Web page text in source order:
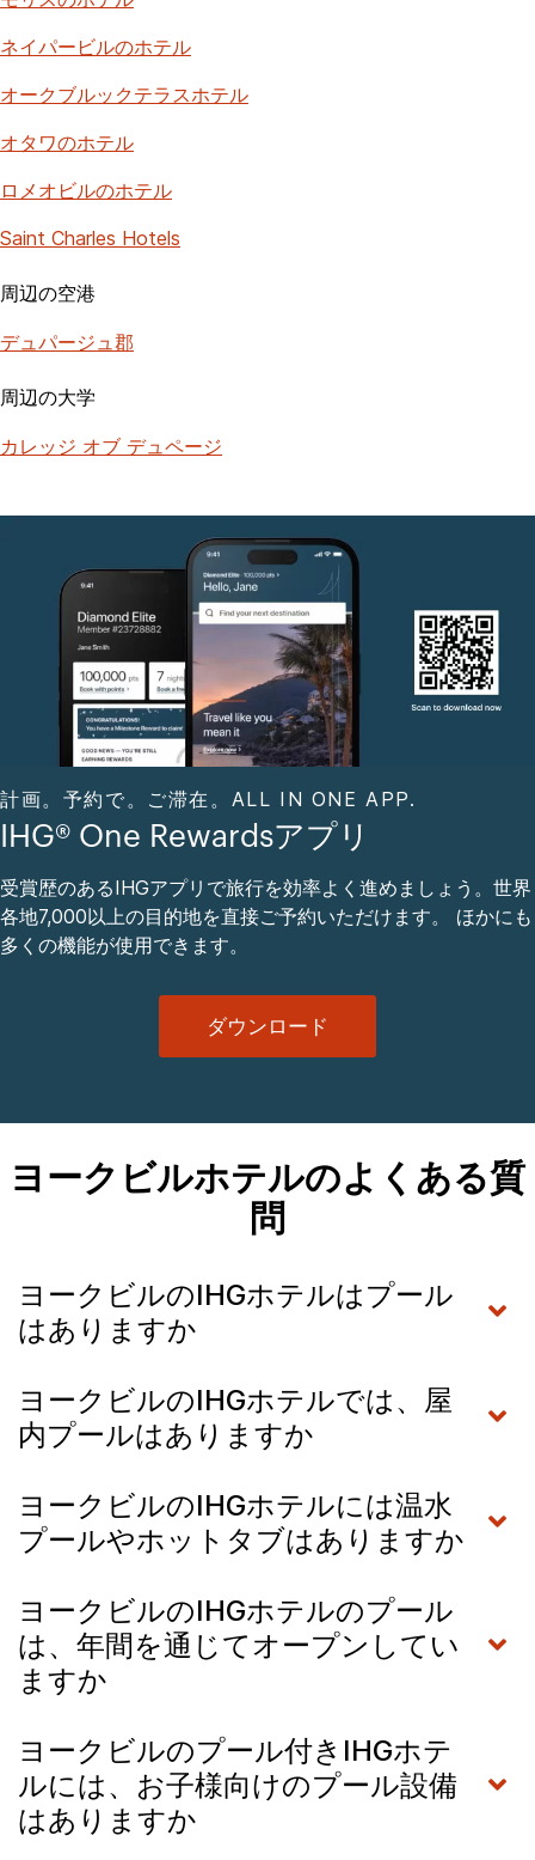
ネイパービルのホテル
オークブルックテラスホテル
オタワのホテル
ロメオビルのホテル
Saint Charles Hotels
周辺の空港
デュパージュ郡
周辺の大学
カレッジ オブ デュページ
計画。予約で。ご滞在。ALL IN ONE APP.
IHG® One Rewardsアプリ
受賞歴のあるIHGアプリで旅行を効率よく進めましょう。世界
各地7,000以上の目的地を直接ご予約いただけます。 ほかにも
多くの機能が使用できます。
ダウンロード
ヨークビルホテルのよくある質
問
ヨークビルのIHGホテルはプール
はありますか
ヨークビルのIHGホテルでは、屋
内プールはありますか
ヨークビルのIHGホテルには温水
プールやホットタブはありますか
ヨークビルのIHGホテルのプール
は、年間を通じてオープンしてい
ますか
ヨークビルのプール付きIHGホテ
ルには、お子様向けのプール設備
はありますか